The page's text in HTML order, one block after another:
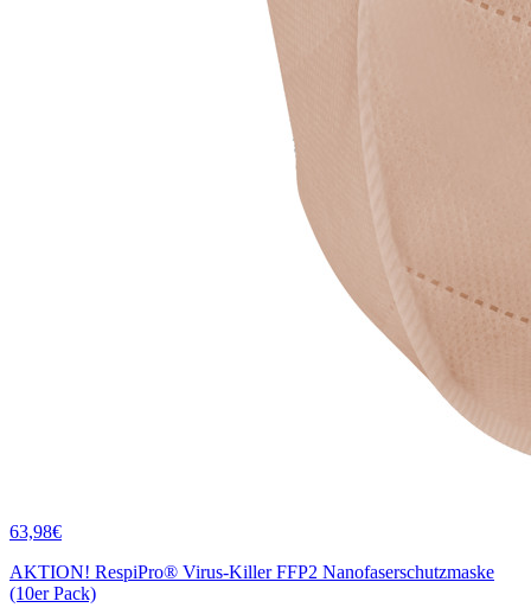
63,98€
AKTION! RespiPro® Virus-Killer FFP2 Nanofaserschutzmaske
(10er Pack)